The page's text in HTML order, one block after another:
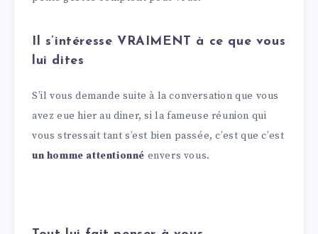
Il s’intéresse VRAIMENT à ce que vous
lui dites
S’il vous demande suite à la conversation que vous
avez eue hier au diner, si la fameuse réunion qui
vous stressait tant s’est bien passée, c’est que c’est
un homme attentionné envers vous.